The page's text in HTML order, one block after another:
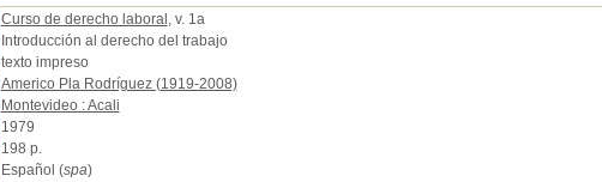
Curso de derecho laboral , v. 1a
Introducción al derecho del trabajo
texto impreso
Americo Pla Rodríguez (1919-2008)
Montevideo : Acali
1979
198 p.
Español (spa)